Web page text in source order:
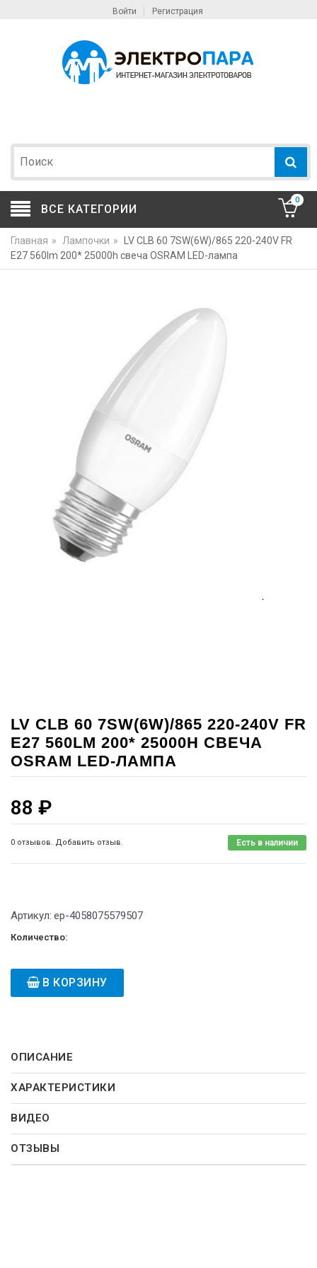
Войти Регистрация
ВСЕ КАТЕГОРИИ
0
Главная » Лампочки »
LV CLB 60 7SW(6W)/865 220-240V FR
E27 560lm 200* 25000h свеча OSRAM LED-лампа
LV CLB 60 7SW(6W)/865 220-240V FR
E27 560LM 200* 25000H СВЕЧА
OSRAM LED-ЛАМПА
88 ₽
0 отзывов. Добавить отзыв. Есть в наличии
Артикул: ep-4058075579507
Количество:
В КОРЗИНУ
ОПИСАНИЕ
ХАРАКТЕРИСТИКИ
ВИДЕО
ОТЗЫВЫ